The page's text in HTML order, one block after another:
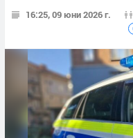
16:25, 09 юни 2026 г.